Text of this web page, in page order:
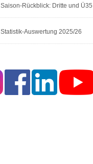
Saison-Rückblick: Dritte und Ü35
Statistik-Auswertung 2025/26